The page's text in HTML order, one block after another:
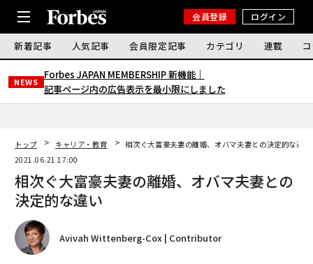
会員登録 ログイン
新着記事 人気記事 会員限定記事 カテゴリ 連載
NEWS
Forbes JAPAN MEMBERSHIP 新機能｜
記事ページ内の広告表示を最小限にしました
トップ キャリア・教育
相次ぐ大富豪夫妻の離婚、オバマ夫妻との決定的な違い
2021.06.21 17:00
相次ぐ大富豪夫妻の離婚、オバマ夫妻との
決定的な違い
Avivah Wittenberg-Cox | Contributor